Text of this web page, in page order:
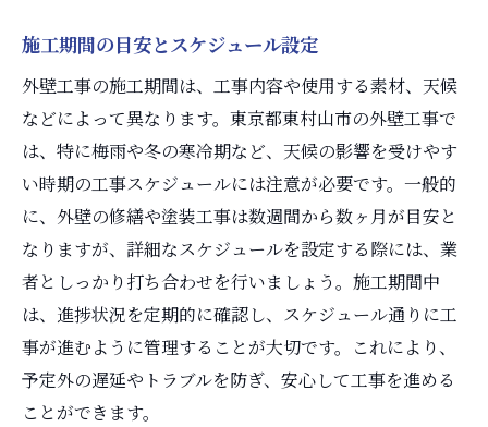
施工期間の目安とスケジュール設定
外壁工事の施工期間は、工事内容や使用する素材、天候
などによって異なります。東京都東村山市の外壁工事で
は、特に梅雨や冬の寒冷期など、天候の影響を受けやす
い時期の工事スケジュールには注意が必要です。一般的
に、外壁の修繕や塗装工事は数週間から数ヶ月が目安と
なりますが、詳細なスケジュールを設定する際には、業
者としっかり打ち合わせを行いましょう。施工期間中
は、進捗状況を定期的に確認し、スケジュール通りに工
事が進むように管理することが大切です。これにより、
予定外の遅延やトラブルを防ぎ、安心して工事を進める
ことができます。